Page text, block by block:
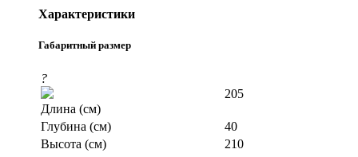
Характеристики
Габаритный размер
?
Длина (см)
205
Глубина (см)
40
Высота (см)
210